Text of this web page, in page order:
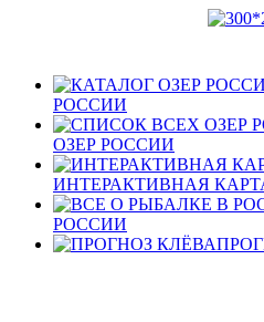
РОССИИ
ОЗЕР РОССИИ
ИНТЕРАКТИВНАЯ
РОССИИ